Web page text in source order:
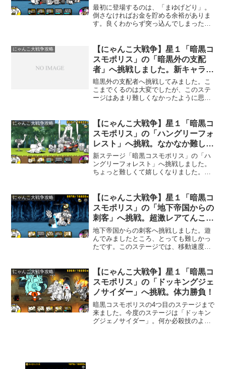
活躍。
最初に登場するのは、「まゆげどり」。
倒さなければお金を貯める余裕がありま
す。良くわからず突っ込んでしまった
か、城を叩いたら敵がどさっと出てきま
した(^^;)。赤い敵、黒...
にゃんこ大戦争攻略
【にゃんこ大戦争】星１「暗黒コ
スモポリス」の「暗黒外の支配
者」へ挑戦しました。新キャラ登
場します。
暗黒外の支配者へ挑戦してみました。こ
こまでくるのは大変でしたが、このステ
ージはあまり難しくなかったように思い
「イノシャシ」登場。ももたろうで迎え
撃ちます。動きが面白いの...
にゃんこ大戦争攻略
【にゃんこ大戦争】星１「暗黒コ
スモポリス」の「ハングリーフォ
レスト」へ挑戦。なかなか難し
い。
新ステージ「暗黒コスモポリス」の「ハ
ングリーフォレスト」へ挑戦しました。
ちょっと難しくて嬉しくなりました。ハ
す。なので、ネコボンを使用しました。
ステージ開始早々、「ナカイ...
にゃんこ大戦争攻略
【にゃんこ大戦争】星１「暗黒コ
スモポリス」の「地下帝国からの
刺客」へ挑戦。超激レアてんこも
りで何とか勝てました。
地下帝国からの刺客へ挑戦しました。遊
んでみましたところ、とっても難しかっ
たです。このステージでは、移動速度の
り（笑）。お金を貯める余裕がないの
で、ネコボンを使用。最初に...
にゃんこ大戦争攻略
【にゃんこ大戦争】星１「暗黒コ
スモポリス」の「ドッキングジェ
ノサイダー」へ挑戦。体力勝負！
暗黒コスモポリスの4つ目のステージまで
来ました。今度のステージは「ドッキン
グジェノサイダー」。何か必殺技のよう